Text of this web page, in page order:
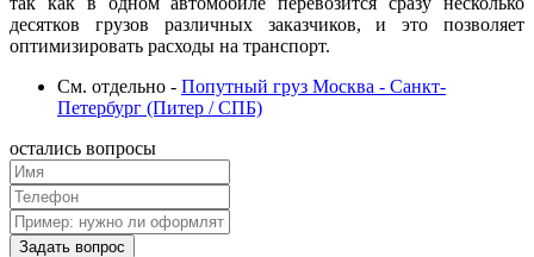
десятков грузов различных заказчиков, и это позволяет
оптимизировать расходы на транспорт.
См. отдельно - Попутный груз Москва - Санкт-
Петербург (Питер / СПБ)
остались вопросы
Задать вопрос